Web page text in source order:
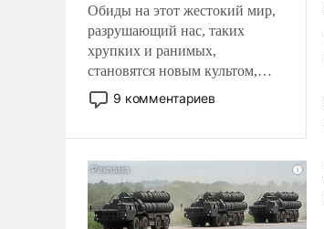
Обиды на этот жестокий мир,
разрушающий нас, таких
хрупких и ранимых,
становятся новым культом,
постепенно вытесняя и
отменяя традиционное
ударами судьбы, брать на себя
ответственность, помогать
слабым, идти вперед и
9 комментариев